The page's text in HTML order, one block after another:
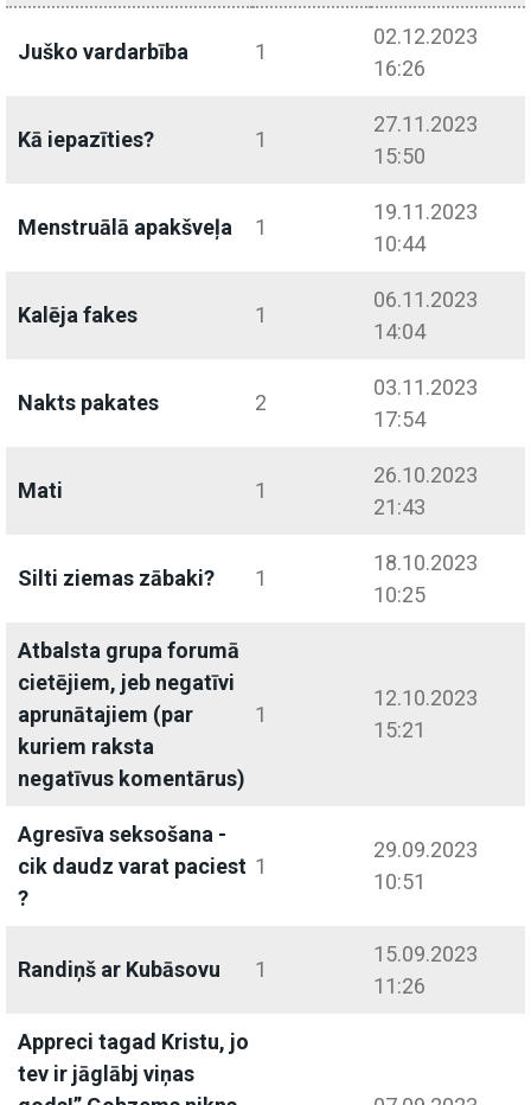
Juško vardarbība 1
02.12.2023
16:26
Kā iepazīties? 1
27.11.2023
15:50
Menstruālā apakšveļa 1
19.11.2023
10:44
Kalēja fakes 1
06.11.2023
14:04
Nakts pakates 2
03.11.2023
17:54
Mati 1
26.10.2023
21:43
Silti ziemas zābaki? 1
18.10.2023
10:25
Atbalsta grupa forumā
cietējiem, jeb negatīvi
aprunātajiem (par
kuriem raksta
negatīvus komentārus)
1
12.10.2023
15:21
Agresīva seksošana -
cik daudz varat paciest
?
1
29.09.2023
10:51
Randiņš ar Kubāsovu 1
15.09.2023
11:26
Appreci tagad Kristu, jo
tev ir jāglābj viņas